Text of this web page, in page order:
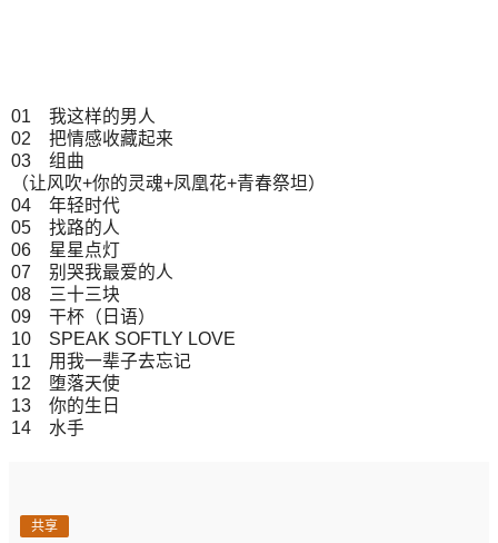
01 我这样的男人
02 把情感收藏起来
03 组曲
（让风吹+你的灵魂+凤凰花+青春祭坦）
04 年轻时代
05 找路的人
06 星星点灯
07 别哭我最爱的人
08 三十三块
09 干杯（日语）
10 SPEAK SOFTLY LOVE
11 用我一辈子去忘记
12 堕落天使
13 你的生日
14 水手
共享